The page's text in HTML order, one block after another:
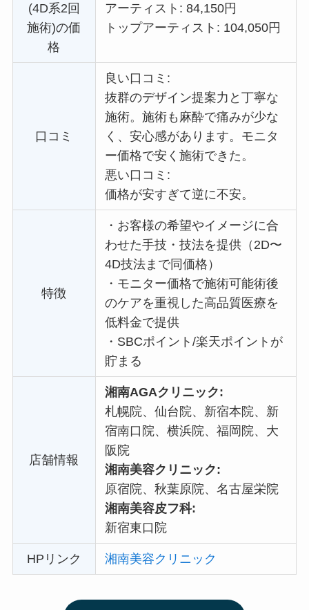
(4D系2回
施術)の価
格
アーティスト: 84,150円
トップアーティスト: 104,050円
口コミ
良い口コミ:
抜群のデザイン提案力と丁寧な
施術。施術も麻酔で痛みが少な
く、安心感があります。 モニタ
ー価格で安く施術できた。
悪い口コミ:
価格が安すぎて逆に不安。
特徴
・ お客様の希望やイメージに合
わせた手技・技法を提供（2D〜
4D技法まで同価格）
・ モニター価格で施術可能術後
のケアを重視した高品質医療を
低料金で提供
・ SBCポイント/楽天ポイントが
貯まる
店舗情報
湘南AGAクリニック:
札幌院、仙台院、新宿本院、新
宿南口院、横浜院、福岡院、大
阪院
湘南美容クリニック:
原宿院、秋葉原院、名古屋栄院
湘南美容皮フ科:
新宿東口院
HPリンク 湘南美容クリニック